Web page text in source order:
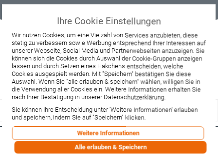
Beratung & Verkauf
+49 37467 66944
Montag - Freitag:
10:00 - 12:00 Uhr
13:00 - 16:00 Uhr
Samstag:
9:00 - 12:00 Uhr
Lieferzeitanfrage Widerruf
Hansgrohe Standard Röhrensifon
DN32 chrom (53002000)
Ihre Cookie Einstellungen
Wir nutzen Cookies, um eine Vielzahl von Services anzubieten, diese
stetig zu verbessern sowie Werbung entsprechend Ihrer Interessen auf
unserer Webseite, Social Media und Partnerwebseiten anzuzeigen. Sie
können sich die Cookies durch Auswahl der Cookie-Gruppen anzeigen
lassen und durch Setzen eines Häkchens entscheiden, welche
Cookies ausgespielt werden. Mit "Speichern" bestätigen Sie diese
Auswahl. Wenn Sie "alle erlauben & speichern" wählen, willigen Sie in
die Verwendung aller Cookies ein. Weitere Informationen erhalten Sie
nach Ihrer Bestätigung in unserer Datenschutzerklärung.
Sie können Ihre Entscheidung unter 'Weitere Informationen' erlauben
und speichern, indem Sie auf "Speichern" klicken.
Weitere Informationen
Alle erlauben & Speichern